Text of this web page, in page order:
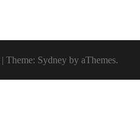
| Theme: Sydney by aThemes.